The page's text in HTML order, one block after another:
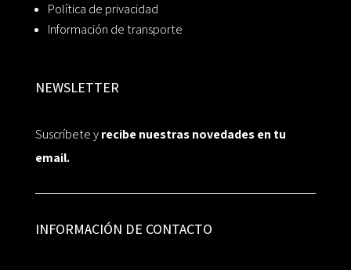
Política de privacidad
Información de transporte
NEWSLETTER
Suscríbete yrecibe nuestras novedades en tu
email.
INFORMACIÓN DE CONTACTO